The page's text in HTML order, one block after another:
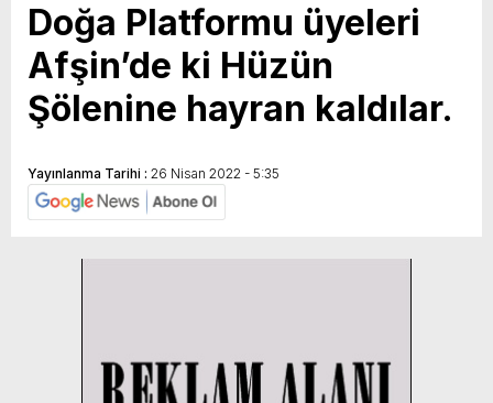
Doğa Platformu üyeleri
Afşin’de ki Hüzün
Şölenine hayran kaldılar.
Yayınlanma Tarihi : 26 Nisan 2022 - 5:35